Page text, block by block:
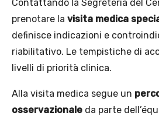
Contattando la Segreteria del
prenotare la visita medica
definisce indicazioni e
riabilitativo. Le tempistiche di
livelli di priorità clinica.
Alla visita medica segue un
osservazionale da parte